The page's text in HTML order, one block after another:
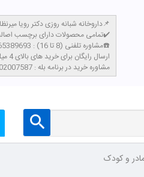
داروخانه شبانه روزی دکتر رویا میرنظامی📌
تمامی محصولات دارای برچسب اصالت کالا و سیب سلامت میباشند✔️
مشاوره تلفنی (8 تا 16) : 02165389693☎️
​ارسال رایگان برای خرید های بالای 4 میلیون تومان با پست پیشتاز
مشاوره خرید در برنامه بله : 09302007587
و کودک